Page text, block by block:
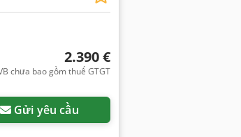
2.390 €
chưa bao gồm thuế GTGT
Gửi yêu cầu